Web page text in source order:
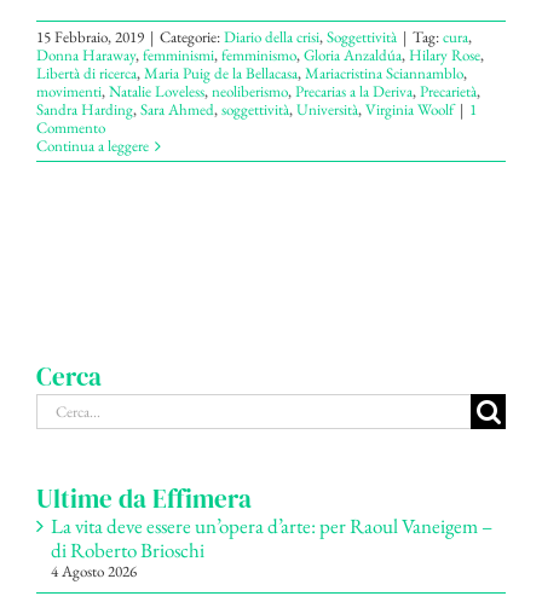
15 Febbraio, 2019 | Categorie:Diario della crisi,Soggettività | Tag:cura,
Donna Haraway,femminismi,femminismo,Gloria Anzaldúa,Hilary Rose,
Libertà di ricerca,Maria Puig de la Bellacasa,Mariacristina Sciannamblo,
movimenti,Natalie Loveless,neoliberismo,Precarias a la Deriva,Precarietà,
Sandra Harding,Sara Ahmed,soggettività,Università,Virginia Woolf | 1
Commento
Continua a leggere
Cerca
Cerca
per:
Ultime da Effimera
La vita deve essere un’opera d’arte: per Raoul Vaneigem –
di Roberto Brioschi
4 Agosto 2026